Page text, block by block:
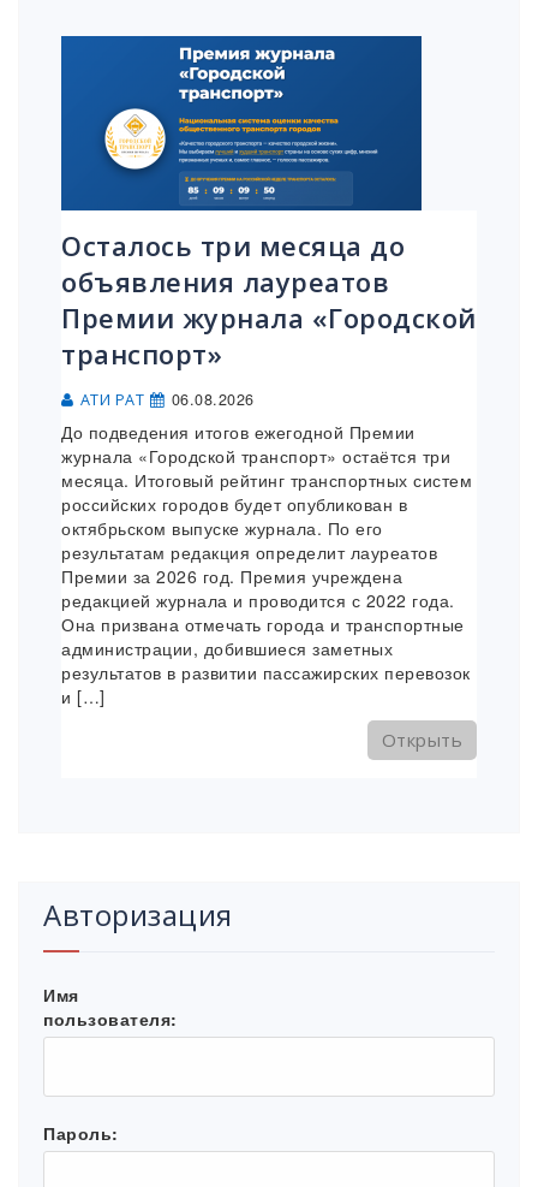
Осталось три месяца до
объявления лауреатов
Премии журнала «Городской
транспорт»
АТИ РАТ 06.08.2026
До подведения итогов ежегодной Премии
журнала «Городской транспорт» остаётся три
месяца. Итоговый рейтинг транспортных систем
российских городов будет опубликован в
октябрьском выпуске журнала. По его
результатам редакция определит лауреатов
Премии за 2026 год. Премия учреждена
редакцией журнала и проводится с 2022 года.
Она призвана отмечать города и транспортные
администрации, добившиеся заметных
результатов в развитии пассажирских перевозок
и […]
Открыть
Авторизация
Имя
пользователя:
Пароль: